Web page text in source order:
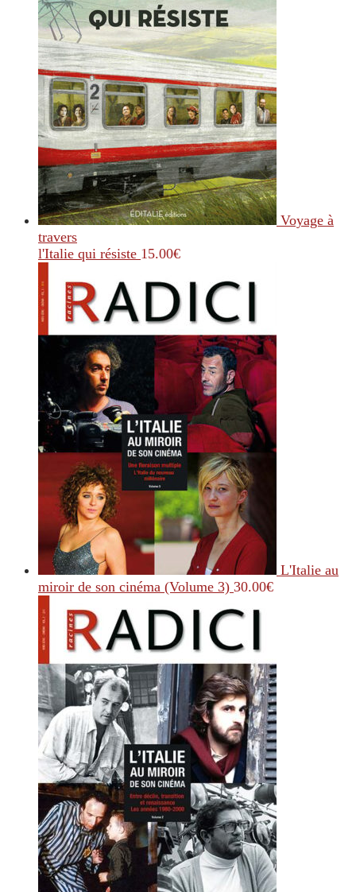
Voyage à
travers
l'Italie qui résiste 15.00€
L'Italie au
miroir de son cinéma (Volume 3) 30.00€